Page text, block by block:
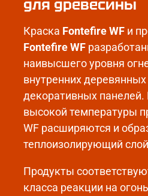
для древесины
Краска Fontefire WF и
Fontefire WF
наивысшего уровня
внутренних
декоративных
высокой температуры
WF расширяются и
теплоизолирующий
Продукты
класса реакции на